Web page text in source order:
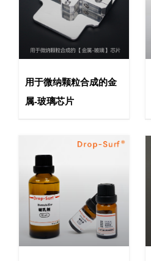
用于微纳颗粒合成的金
属-玻璃芯片